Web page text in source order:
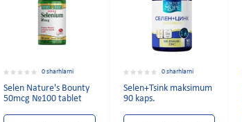
0 sharhlarni
Selen Nature's Bounty
50mcg №100 tablet
0 sharhlarni
Selen+Tsink maksimum
90 kaps.